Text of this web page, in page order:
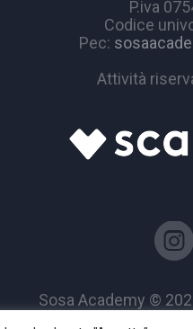
P.iva
Codice
Pec:
Attività
Sosa Academy ©